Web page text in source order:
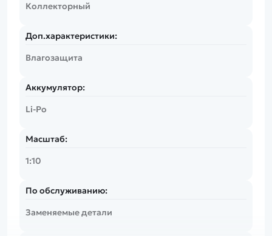
Коллекторный
Доп.характеристики:
Влагозащита
Аккумулятор:
Li-Po
Масштаб:
1:10
По обслуживанию:
Заменяемые детали